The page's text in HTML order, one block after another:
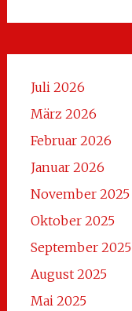
Juli 2026
März 2026
Februar 2026
Januar 2026
November 2025
Oktober 2025
September 2025
August 2025
Mai 2025